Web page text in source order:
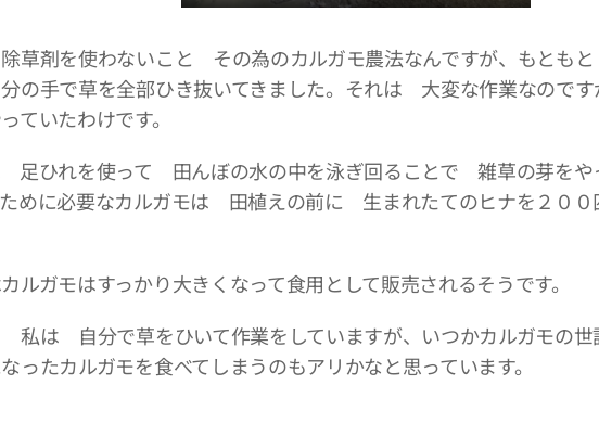
草剤を使わないこと その為のカルガモ農法なんですが、もと
の手で草を全部ひき抜いてきました。それは 大変な作業なので
ていたわけです。
足ひれを使って 田んぼの水の中を泳ぎ回ることで 雑草の芽をや
めに必要なカルガモは 田植えの前に 生まれたてのヒナを２００
ルガモはすっかり大きくなって食用として販売されるそうです。
私は 自分で草をひいて作業をしていますが、いつかカルガモの世
ったカルガモを食べてしまうのもアリかなと思っています。